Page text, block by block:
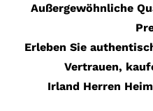
Außergewöhnliche
Erleben Sie
Vertrauen,
Irland Herren